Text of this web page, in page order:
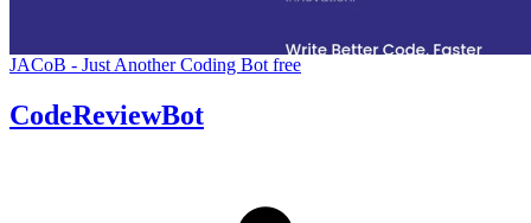
JACoB - Just Another Coding Bot free
CodeReviewBot